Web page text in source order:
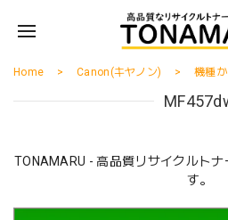
Home Canon(キヤノン) 機種
TONAMARU - 高品質リサイクルト
す。